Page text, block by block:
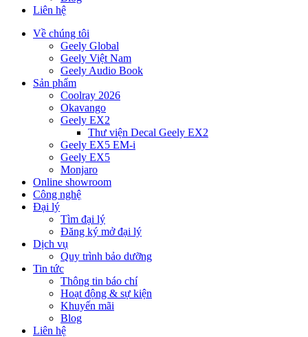
Liên hệ
Về chúng tôi
Geely Global
Geely Việt Nam
Geely Audio Book
Sản phẩm
Coolray 2026
Okavango
Geely EX2
Thư viện Decal Geely EX2
Geely EX5 EM-i
Geely EX5
Monjaro
Online showroom
Công nghệ
Đại lý
Tìm đại lý
Đăng ký mở đại lý
Dịch vụ
Quy trình bảo dưỡng
Tin tức
Thông tin báo chí
Hoạt động & sự kiện
Khuyến mãi
Blog
Liên hệ